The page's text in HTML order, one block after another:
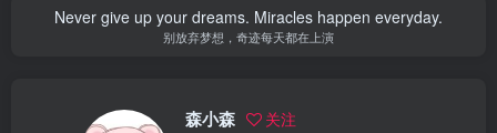
Never give up your dreams. Miracles happen everyday.
别放弃梦想，奇迹每天都在上演
森小森 关注